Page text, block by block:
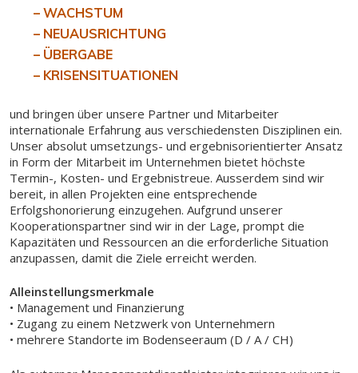
– WACHSTUM
– NEUAUSRICHTUNG
– ÜBERGABE
– KRISENSITUATIONEN
und bringen über unsere Partner und Mitarbeiter
internationale Erfahrung aus verschiedensten Disziplinen ein.
Unser absolut umsetzungs- und ergebnisorientierter Ansatz
in Form der Mitarbeit im Unternehmen bietet höchste
Termin-, Kosten- und Ergebnistreue. Ausserdem sind wir
bereit, in allen Projekten eine entsprechende
Erfolgshonorierung einzugehen. Aufgrund unserer
Kooperationspartner sind wir in der Lage, prompt die
Kapazitäten und Ressourcen an die erforderliche Situation
anzupassen, damit die Ziele erreicht werden.
Alleinstellungsmerkmale
• Management und Finanzierung
• Zugang zu einem Netzwerk von Unternehmern
• mehrere Standorte im Bodenseeraum (D / A / CH)